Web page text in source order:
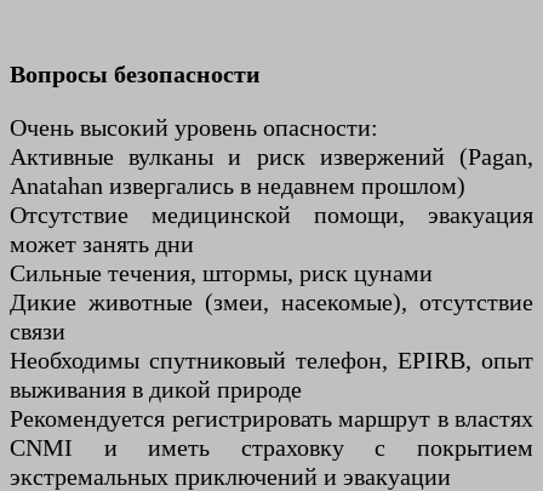
Вопросы безопасности
Очень высокий уровень опасности:
Активные вулканы и риск извержений (Pagan,
Anatahan извергались в недавнем прошлом)
Отсутствие медицинской помощи, эвакуация
может занять дни
Сильные течения, штормы, риск цунами
Дикие животные (змеи, насекомые), отсутствие
связи
Необходимы спутниковый телефон, EPIRB, опыт
выживания в дикой природе
Рекомендуется регистрировать маршрут в властях
CNMI и иметь страховку с покрытием
экстремальных приключений и эвакуации